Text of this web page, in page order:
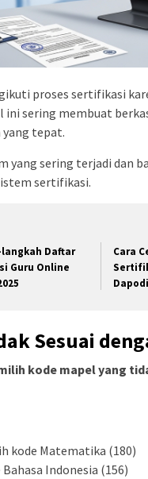
proses sertifikasi
ini sering membuat
yang tepat.
yang sering terjadi dan
sertifikasi.
Daftar
Guru Online
Cara
Sesuai
kode mapel yang
kode Matematika (180)
Indonesia (156)